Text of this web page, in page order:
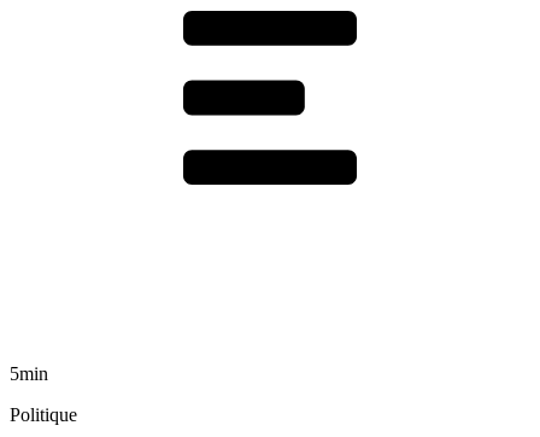
5min
Politique